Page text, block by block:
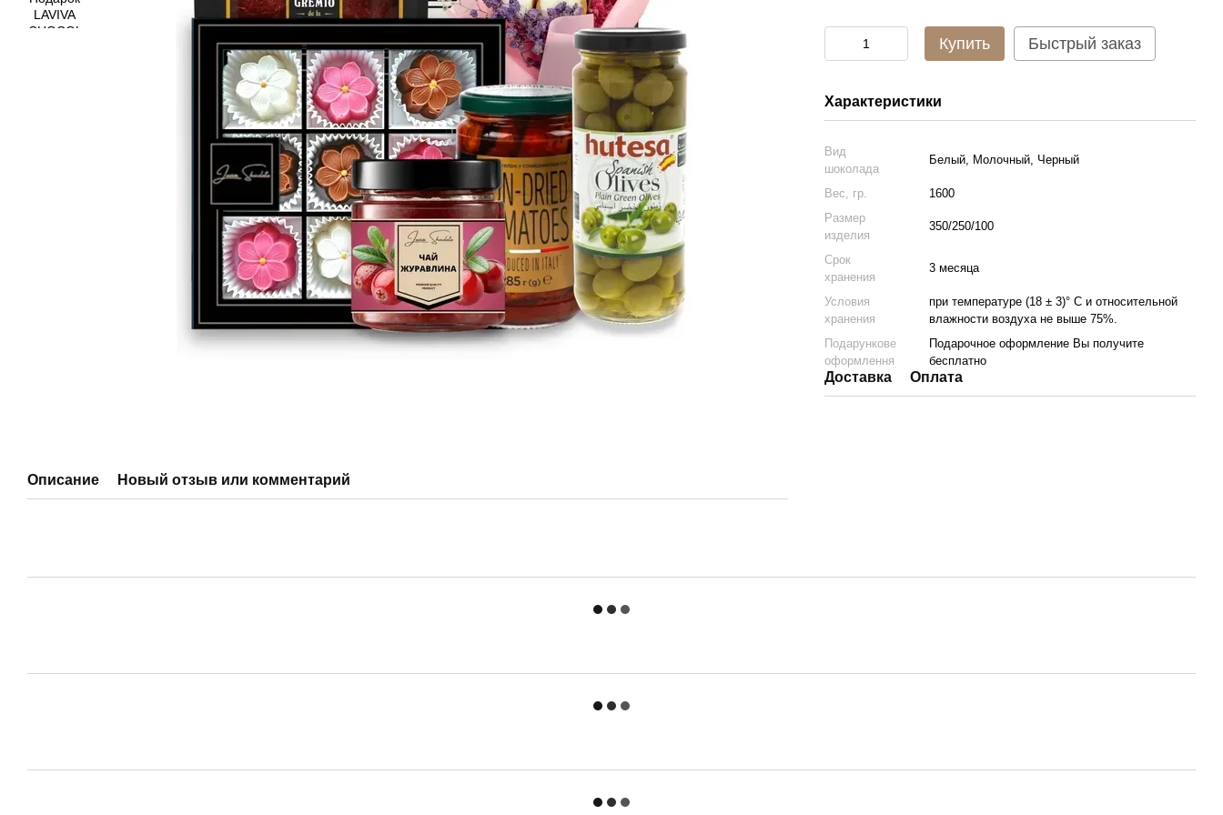
Описание Новый отзыв или комментарий
Купить Быстрый заказ
Характеристики
Вид
шоколада
Белый, Молочный, Черный
Вес, гр.
1600
Размер
изделия
350/250/100
Срок
хранения
3 месяца
Условия
хранения
при температуре (18 ± 3)° С и относительной
влажности воздуха не выше 75%.
Подарункове
оформлення
Подарочное оформление Вы получите
бесплатно
Доставка Оплата